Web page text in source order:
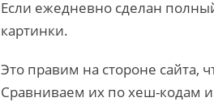
Если ежедневно сделан
картинки.
Это правим на стороне сайта,
Сравниваем их по хеш-кодам